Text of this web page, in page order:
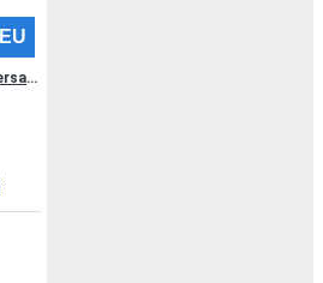
Badetuch - Justiz Niedersachsen